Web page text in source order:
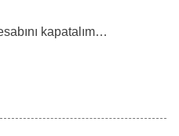
kapatalım…